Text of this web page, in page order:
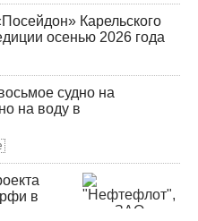
Карельского
осенью 2026 года
судно на
на воду в
в